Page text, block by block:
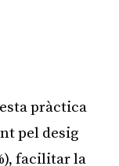
pràctica
pel desig
facilitar la